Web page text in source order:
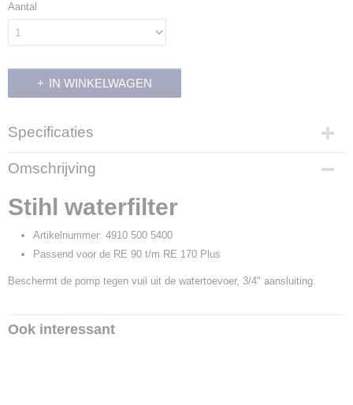
Aantal
IN WINKELWAGEN
Specificaties
Productcode
19885
Productcode leverancier
4910 500 5400
Omschrijving
Stihl waterfilter
Artikelnummer: 4910 500 5400
Passend voor de RE 90 t/m RE 170 Plus
Beschermt de pomp tegen vuil uit de watertoevoer, 3/4" aansluiting.
Ook interessant